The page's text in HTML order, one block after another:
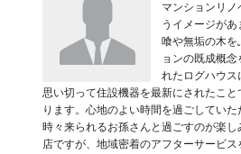
マンションリ
うイメージが
喰や無垢の木を
ョンの既成概
れたログハウス
思い切って住設機器を最新にされたこ
ります。心地のよい時間を過ごしていた
時々来られるお孫さんと過ごすのが楽
店ですが、地域密着のアフターサービ